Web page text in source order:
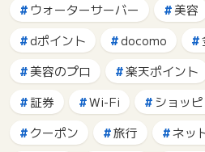
ウォーターサーバー
美容
dポイント
docomo
美容のプロ
楽天ポイント
証券
Wi-Fi ショッ
クーポン
旅行
ネッ